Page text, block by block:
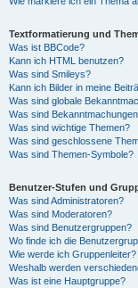
Textformatierung und
Was ist BBCode?
Kann ich HTML benutzen?
Was sind Smileys?
Kann ich Bilder in meine
Was sind globale
Was sind
Was sind wichtige Themen?
Was sind geschlossene
Was sind Themen-Symbole?
Benutzer-Stufen und
Was sind Administratoren?
Was sind Moderatoren?
Was sind Benutzergruppen?
Wo finde ich die
Wie werde ich Gruppenleiter?
Weshalb werden
Was ist eine Hauptgruppe?